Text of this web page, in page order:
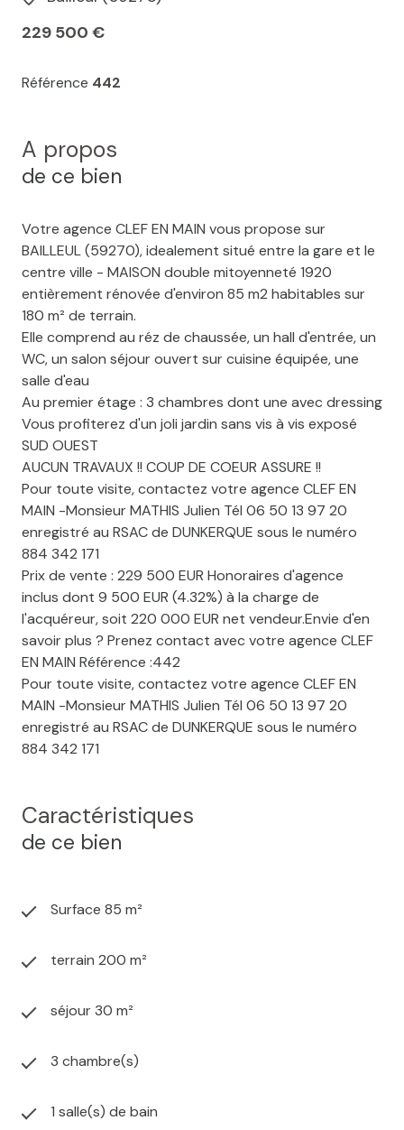
229 500 €
Référence 442
A propos
de ce bien
Votre agence CLEF EN MAIN vous propose sur
BAILLEUL (59270), idealement situé entre la gare et le
centre ville - MAISON double mitoyenneté 1920
entièrement rénovée d'environ 85 m2 habitables sur
180 m² de terrain.
Elle comprend au réz de chaussée, un hall d'entrée, un
WC, un salon séjour ouvert sur cuisine équipée, une
salle d'eau
Au premier étage : 3 chambres dont une avec dressing
Vous profiterez d'un joli jardin sans vis à vis exposé
SUD OUEST
AUCUN TRAVAUX !! COUP DE COEUR ASSURE !!
Pour toute visite, contactez votre agence CLEF EN
MAIN -Monsieur MATHIS Julien Tél 06 50 13 97 20
enregistré au RSAC de DUNKERQUE sous le numéro
884 342 171
Prix de vente : 229 500 EUR Honoraires d'agence
inclus dont 9 500 EUR (4.32%) à la charge de
l'acquéreur, soit 220 000 EUR net vendeur.Envie d'en
savoir plus ? Prenez contact avec votre agence CLEF
EN MAIN Référence :442
Pour toute visite, contactez votre agence CLEF EN
MAIN -Monsieur MATHIS Julien Tél 06 50 13 97 20
enregistré au RSAC de DUNKERQUE sous le numéro
884 342 171
Caractéristiques
de ce bien
Surface 85 m²
terrain 200 m²
séjour 30 m²
3 chambre(s)
1 salle(s) de bain